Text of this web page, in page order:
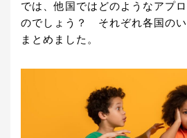
では、他国ではどのようなアプ
のでしょう？ それぞれ各国の
まとめました。